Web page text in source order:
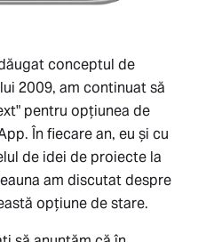
conceptul de
2009, am continuat să
pentru opțiunea de
În fiecare an, eu și cu
de idei de proiecte la
am discutat despre
opțiune de stare.